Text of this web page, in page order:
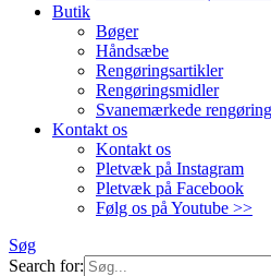
Butik
Bøger
Håndsæbe
Rengøringsartikler
Rengøringsmidler
Svanemærkede
Kontakt os
Kontakt os
Pletvæk på Instagram
Pletvæk på Facebook
Følg os på Youtube >>
Søg
Search for: